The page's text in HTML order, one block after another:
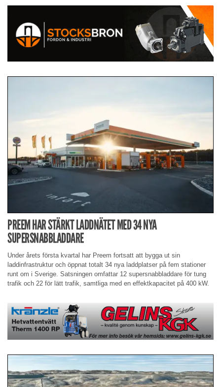
PREEM HAR STÄRKT LADDNÄTET MED 34 NYA
SUPERSNABBLADDARE
Under årets första kvartal har Preem fortsatt att bygga ut sin
laddinfrastruktur och öppnat totalt 34 nya laddplatser på fem stationer
runt om i Sverige. Satsningen omfattar 12 supersnabbladdare för tung
trafik och 22 för lätt trafik, samtliga med en effektkapacitet på 400 kW.